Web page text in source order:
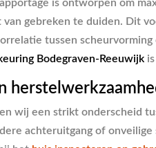
is ontworpen om
van gebreken te duiden. Dit
tussen
Bodegraven-Reeuwijk
wij een strikt onderscheid
achteruitgang of